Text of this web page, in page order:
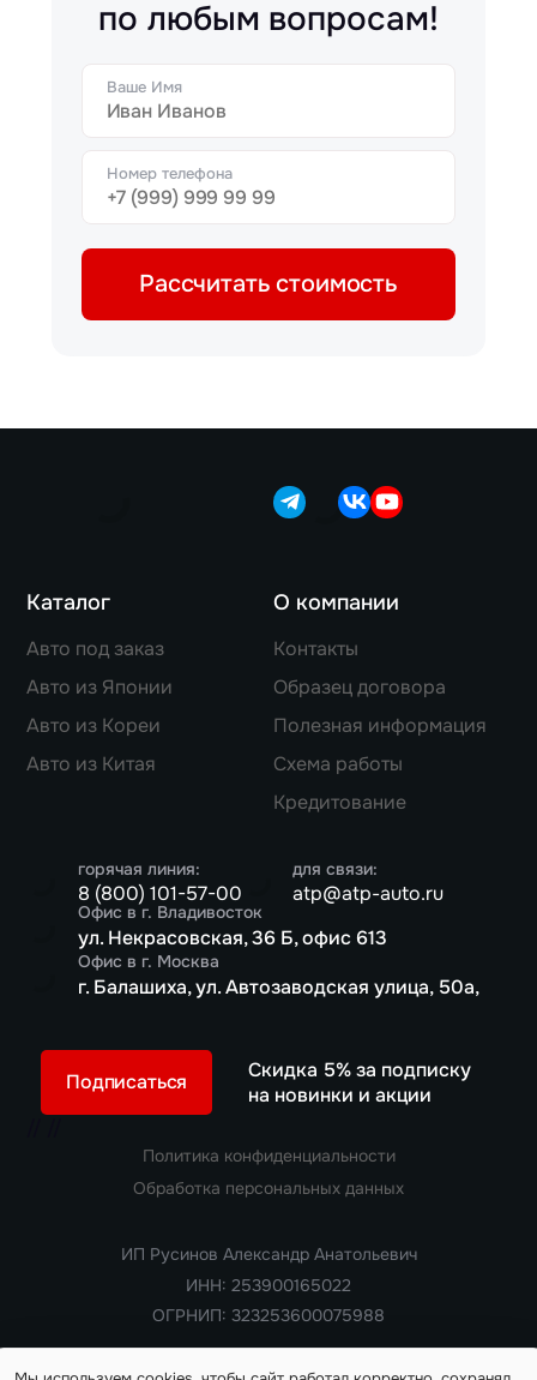
по любым вопросам!
Ваше Имя
Номер телефона
Рассчитать стоимость
Каталог
Авто под заказ
Авто из Японии
Авто из Кореи
Авто из Китая
О компании
Контакты
Образец договора
Полезная информация
Схема работы
Кредитование
горячая линия:
8 (800) 101-57-00
для связи:
atp@atp-auto.ru
Офис в г. Владивосток
ул. Некрасовская, 36 Б, офис 613
Офис в г. Москва
г. Балашиха, ул. Автозаводская улица, 50а,
Скидка 5% за подписку
на новинки и акции
Подписаться
Политика конфиденциальности
Обработка персональных данных
ИП Русинов Александр Анатольевич
ИНН: 253900165022
ОГРНИП: 323253600075988